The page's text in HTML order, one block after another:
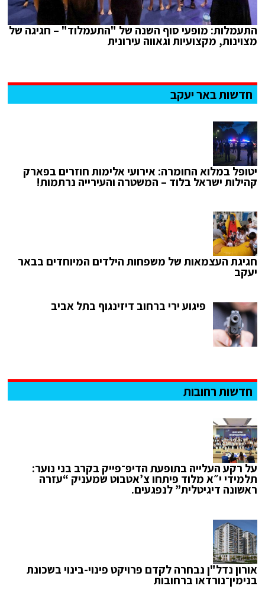
התעמלות: מופעי סוף השנה של "התעמלוד" – חגיגה של
מצוינות, מקצועיות וגאווה עירונית
חדשות באר יעקב
יטופל במלוא החומרה: אירועי אלימות חוזרים בפארק
קהילות ישראל בלוד – המשטרה והעירייה נרתמות!
חגיגת העצמאות של משפחות הילדים המיוחדים בבאר
יעקב
פיגוע ירי ברחוב דיזינגוף בתל אביב
חדשות רחובות
על רקע העלייה בתופעת הדיפ־פייק בקרב בני נוער:
תלמידי י״א מלוד פיתחו צ’אטבוט שמעניק “עזרה
ראשונה דיגיטלית” לנפגעים.
אורון נדל"ן נבחרה לקדם פרויקט פינוי-בינוי בשכונת
בנימין־נורדאו ברחובות